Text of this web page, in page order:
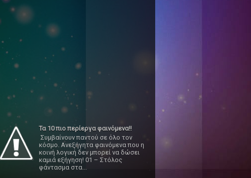
Τα 10 πιο περίεργα φαινόμενα!!
Συμβαίνουν παντού σε όλο τον
κόσμο. Ανεξήγητα φαινόμενα που η
κοινή λογική δεν μπορεί να δώσει
καμιά εξήγηση! 01 – Στόλος
φάντασμα στα...